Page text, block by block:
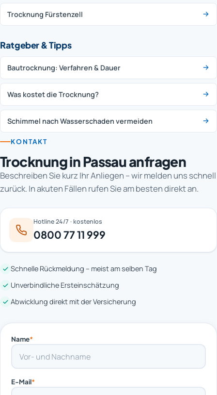
Trocknung Fürstenzell
Ratgeber & Tipps
Bautrocknung: Verfahren & Dauer
Was kostet die Trocknung?
Schimmel nach Wasserschaden vermeiden
KONTAKT
Trocknung in Passau anfragen
Beschreiben Sie kurz Ihr Anliegen – wir melden uns schnell
zurück. In akuten Fällen rufen Sie am besten direkt an.
Hotline 24/7 · kostenlos
0800 77 11 999
Schnelle Rückmeldung – meist am selben Tag
Unverbindliche Ersteinschätzung
Abwicklung direkt mit der Versicherung
Name*
E-Mail*